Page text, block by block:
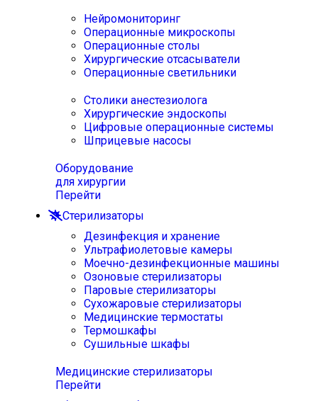
Нейромониторинг
Операционные микроскопы
Операционные столы
Хирургические отсасыватели
Операционные светильники
Столики анестезиолога
Хирургические эндоскопы
Цифровые операционные системы
Шприцевые насосы
Оборудование
для хирургии
Перейти
Стерилизаторы
Дезинфекция и хранение
Ультрафиолетовые камеры
Моечно-дезинфекционные машины
Озоновые стерилизаторы
Паровые стерилизаторы
Сухожаровые стерилизаторы
Медицинские термостаты
Термошкафы
Сушильные шкафы
Медицинские стерилизаторы
Перейти